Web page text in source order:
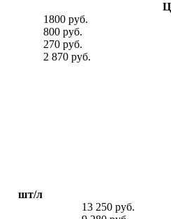
1800 руб.
800 руб.
270 руб.
2 870 руб.
шт/л
13 250 руб.